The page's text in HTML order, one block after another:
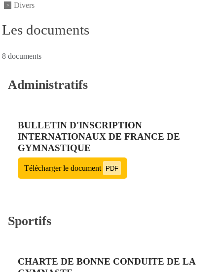
Les documents
8 documents
Administratifs
BULLETIN D'INSCRIPTION
INTERNATIONAUX DE FRANCE DE
GYMNASTIQUE
Télécharger le document PDF
Sportifs
CHARTE DE BONNE CONDUITE DE LA
Divers